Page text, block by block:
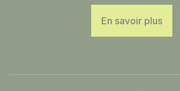
En savoir plus